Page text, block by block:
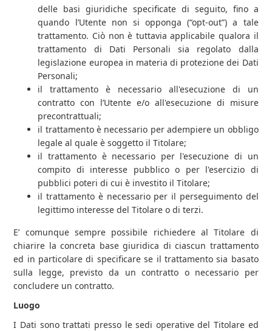
delle basi giuridiche specificate di seguito, fino a
quando l’Utente non si opponga (“opt-out”) a tale
trattamento. Ciò non è tuttavia applicabile qualora il
trattamento di Dati Personali sia regolato dalla
legislazione europea in materia di protezione dei Dati
Personali;
il trattamento è necessario all'esecuzione di un
contratto con l’Utente e/o all'esecuzione di misure
precontrattuali;
il trattamento è necessario per adempiere un obbligo
legale al quale è soggetto il Titolare;
il trattamento è necessario per l'esecuzione di un
compito di interesse pubblico o per l'esercizio di
pubblici poteri di cui è investito il Titolare;
il trattamento è necessario per il perseguimento del
legittimo interesse del Titolare o di terzi.
E’ comunque sempre possibile richiedere al Titolare di
chiarire la concreta base giuridica di ciascun trattamento
ed in particolare di specificare se il trattamento sia basato
sulla legge, previsto da un contratto o necessario per
concludere un contratto.
Luogo
I Dati sono trattati presso le sedi operative del Titolare ed